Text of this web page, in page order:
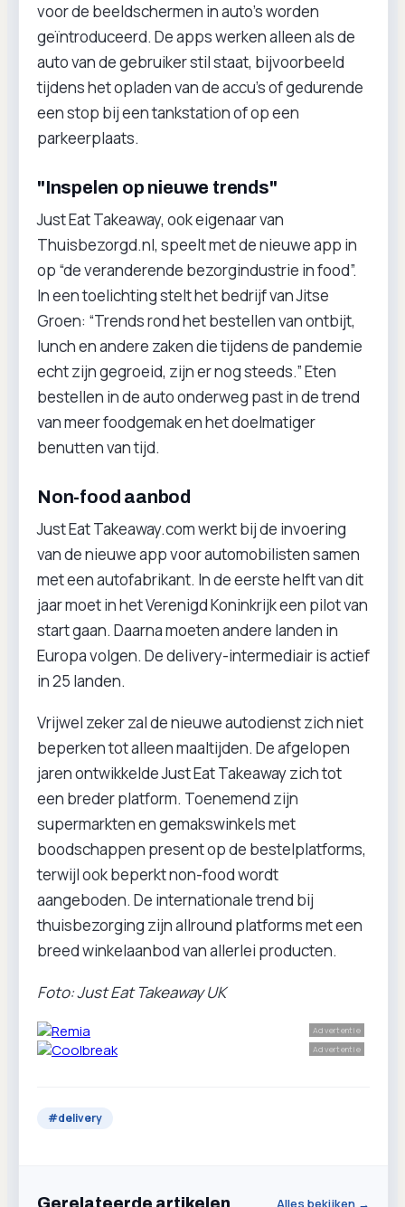
voor de beeldschermen in auto’s worden
geïntroduceerd. De apps werken alleen als de
auto van de gebruiker stil staat, bijvoorbeeld
tijdens het opladen van de accu’s of gedurende
een stop bij een tankstation of op een
parkeerplaats.
"Inspelen op nieuwe trends"
Just Eat Takeaway, ook eigenaar van
Thuisbezorgd.nl, speelt met de nieuwe app in
op “de veranderende bezorgindustrie in food”.
In een toelichting stelt het bedrijf van Jitse
Groen: “Trends rond het bestellen van ontbijt,
lunch en andere zaken die tijdens de pandemie
echt zijn gegroeid, zijn er nog steeds.” Eten
bestellen in de auto onderweg past in de trend
van meer foodgemak en het doelmatiger
benutten van tijd.
Non-food aanbod
Just Eat Takeaway.com werkt bij de invoering
van de nieuwe app voor automobilisten samen
met een autofabrikant. In de eerste helft van dit
jaar moet in het Verenigd Koninkrijk een pilot van
start gaan. Daarna moeten andere landen in
Europa volgen. De delivery-intermediair is actief
in 25 landen.
Vrijwel zeker zal de nieuwe autodienst zich niet
beperken tot alleen maaltijden. De afgelopen
jaren ontwikkelde Just Eat Takeaway zich tot
een breder platform. Toenemend zijn
supermarkten en gemakswinkels met
boodschappen present op de bestelplatforms,
terwijl ook beperkt non-food wordt
aangeboden. De internationale trend bij
thuisbezorging zijn allround platforms met een
breed winkelaanbod van allerlei producten.
Foto: Just Eat Takeaway UK
Advertentie
Advertentie
#delivery
Gerelateerde artikelen Alles bekijken →